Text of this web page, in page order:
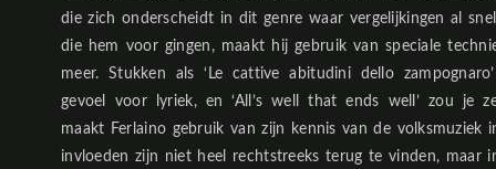
die zich onderscheidt in dit genre waar vergelijkingen al
die hem voor gingen, maakt hij gebruik van speciale
meer. Stukken als ‘Le cattive abitudini dello
gevoel voor lyriek, en ‘All’s well that ends well’ zou je
maakt Ferlaino gebruik van zijn kennis van de volksmuziek
invloeden zijn niet heel rechtstreeks terug te vinden, maar